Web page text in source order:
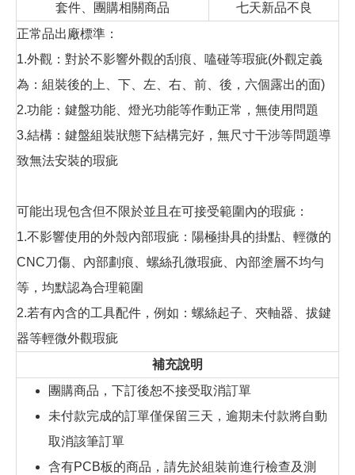
套件、團購相關商品
七天新品不良
正常品出廠標準：
1.外觀：對於不影響外觀的刮痕、嗑碰等瑕疵(外觀定義
為：組裝後的上、下、左、右、前、後，六個露出的面)
2.功能：鍵盤功能、燈光功能等作動正常，無使用問題
3.結構：鍵盤組裝狀態下結構完好，無尺寸干涉等問題導
致無法安裝的瑕疵
可能出現包含但不限於並且在可接受範圍內的瑕疵：
1.不影響使用的外殼內部瑕疵：陽極掛具的掛點、輕微的
CNC刀傷、內部劃痕、螺絲孔微瑕疵、內部塗層不均勻
等，均默認為合理範圍
2.若有內含的工具配件，例如：螺絲起子、夾軸器、拔鍵
器等輕微外觀瑕疵
補充說明
團購商品，下訂後恕不接受取消訂單
未付款完成的訂單僅保留三天，逾期未付款將自動
取消該筆訂單
含有PCB板的商品，請先於組裝前進行檢查及測